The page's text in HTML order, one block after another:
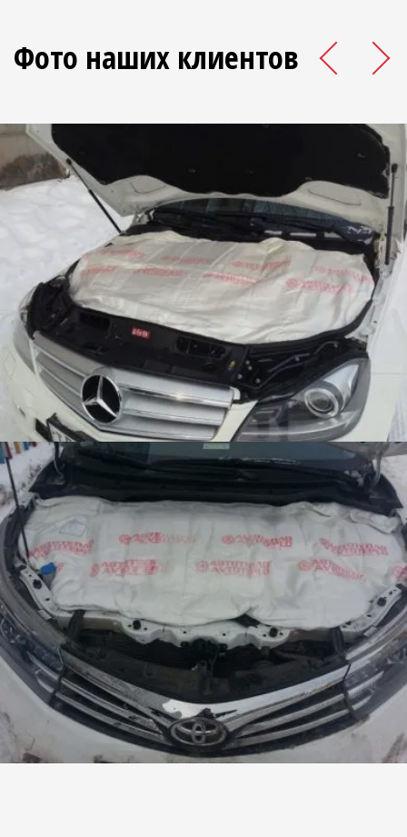
Фото наших клиентов